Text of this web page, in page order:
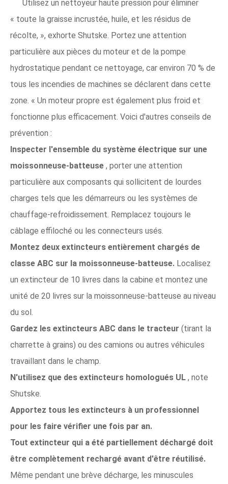
Utilisez un nettoyeur haute pression pour éliminer
« toute la graisse incrustée, huile, et les résidus de
récolte, », exhorte Shutske. Portez une attention
particulière aux pièces du moteur et de la pompe
hydrostatique pendant ce nettoyage, car environ 70 % de
tous les incendies de machines se déclarent dans cette
zone. « Un moteur propre est également plus froid et
fonctionne plus efficacement. Voici d'autres conseils de
prévention :
Inspecter l'ensemble du système électrique sur une
moissonneuse-batteuse , porter une attention
particulière aux composants qui sollicitent de lourdes
charges tels que les démarreurs ou les systèmes de
chauffage-refroidissement. Remplacez toujours le
câblage effiloché ou les connecteurs usés.
Montez deux extincteurs entièrement chargés de
classe ABC sur la moissonneuse-batteuse. Localisez
un extincteur de 10 livres dans la cabine et montez une
unité de 20 livres sur la moissonneuse-batteuse au niveau
du sol.
Gardez les extincteurs ABC dans le tracteur (tirant la
charrette à grains) ou des camions ou autres véhicules
travaillant dans le champ.
N'utilisez que des extincteurs homologués UL , note
Shutske.
Apportez tous les extincteurs à un professionnel
pour les faire vérifier une fois par an.
Tout extincteur qui a été partiellement déchargé doit
être complètement rechargé avant d'être réutilisé.
Même pendant une brève décharge, les minuscules